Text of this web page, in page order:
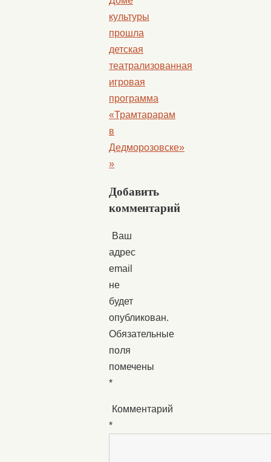
культуры
прошла
детская
театрализованная
игровая
программа
«Трамтарарам
в
Дедморозовске»
»
Добавить
комментарий
Ваш
адрес
email
не
будет
опубликован.
Обязательные
поля
помечены
*
Комментарий
*